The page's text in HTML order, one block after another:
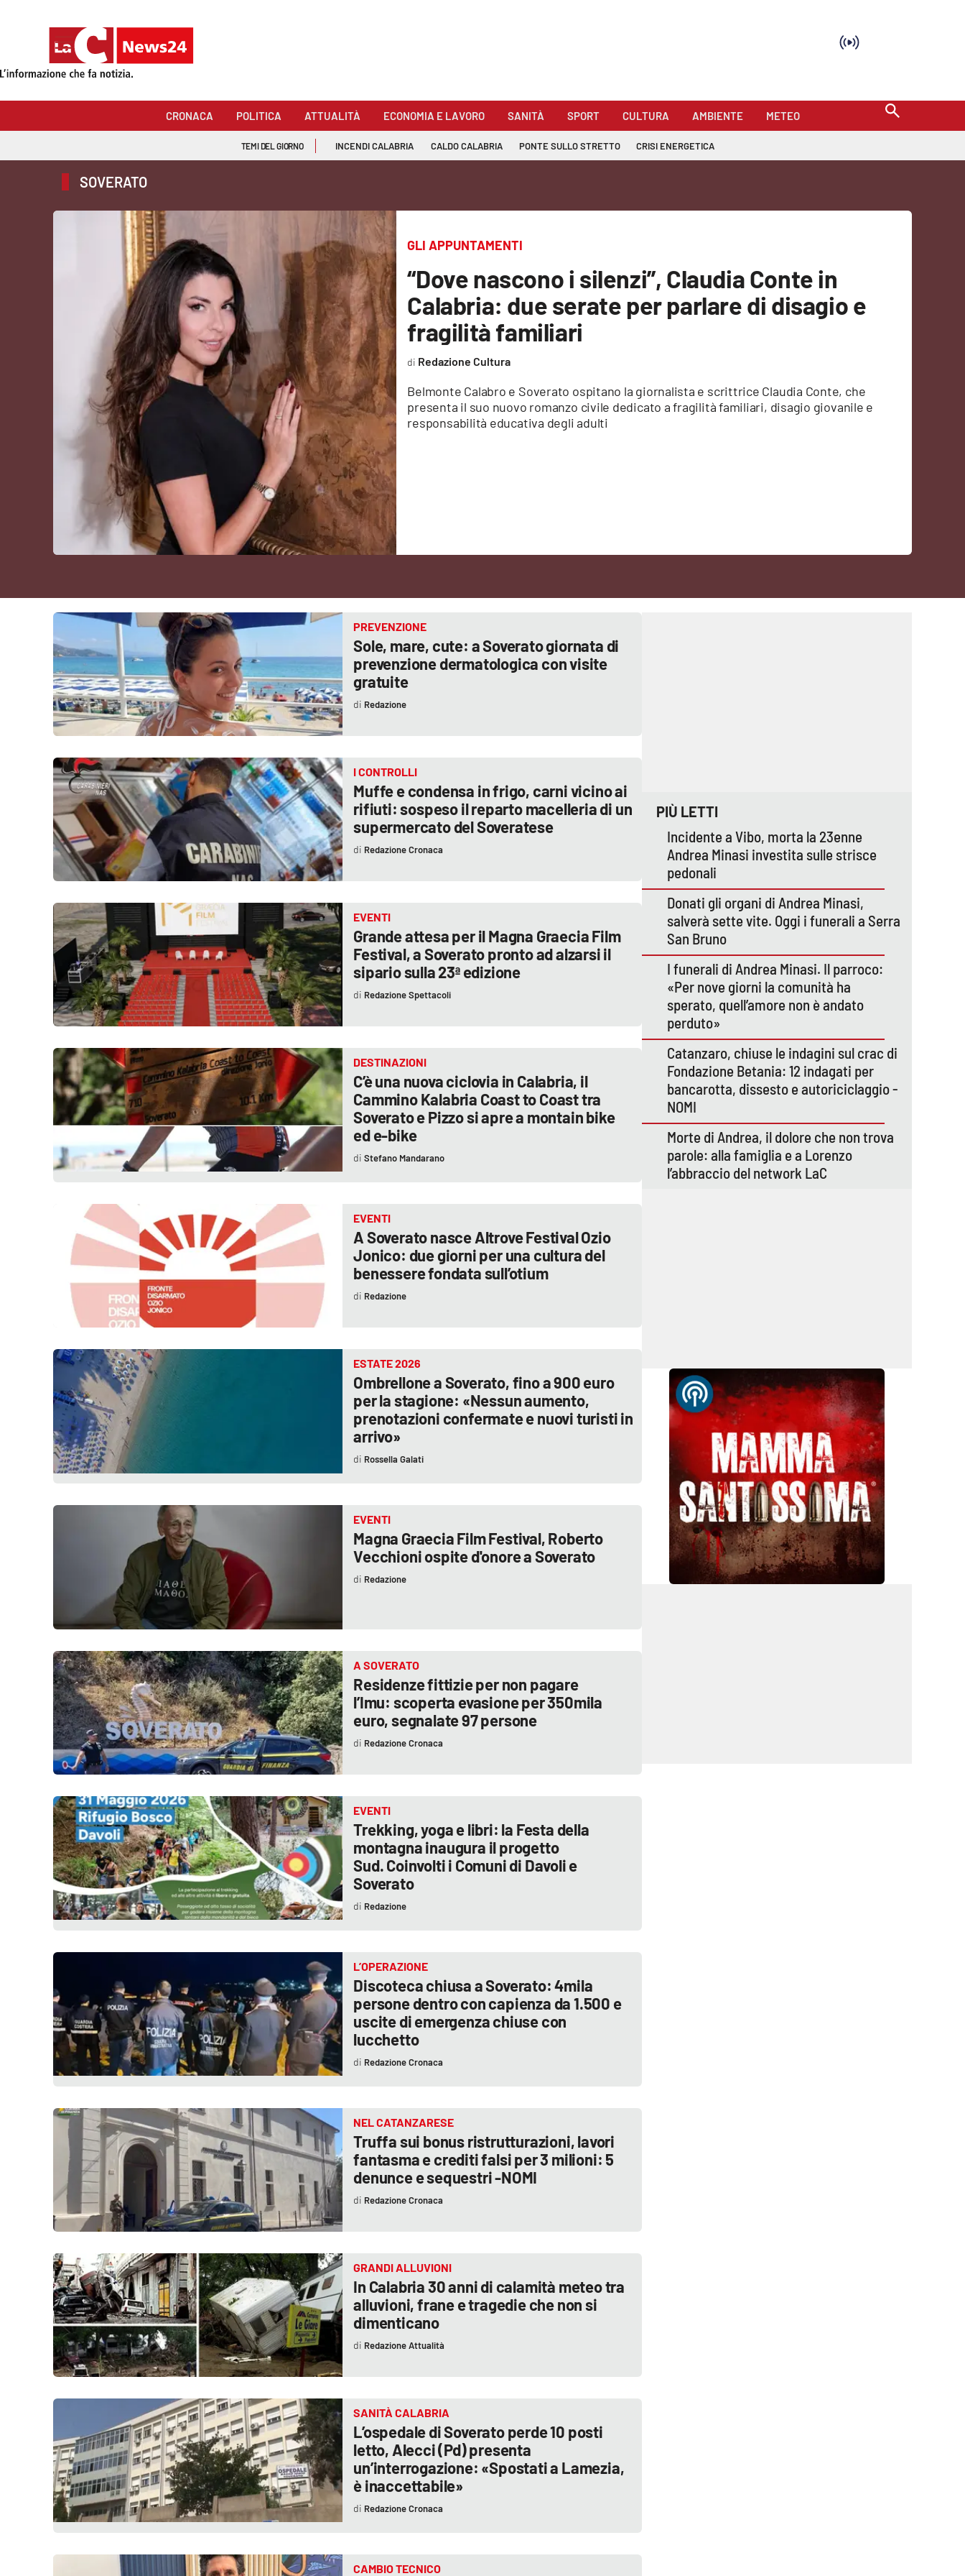
Sezioni
Attualità
Rubriche
Good Morning Vietnam
Parchi Marini Calabria
Imprese Di Calabria
Le perfidie di Antonella Grippo
Venti di comunicazione
LaC Network
Buona Sanità Calabria
Lacitymag.it
Lacapitalenews.it
Catanzarochannel.it
Vai
Cookie policy
Note legali
CRONACA POLITICA ATTUALITÀ ECONOMIA E LAVORO SANITÀ SPORT CULTURA AMBIENTE METEO
TEMI DEL GIORNO INCENDI CALABRIA CALDO CALABRIA PONTE SULLO STRETTO CRISI ENERGETICA
SOVERATO
GLI APPUNTAMENTI
“Dove nascono i silenzi”, Claudia Conte in
Calabria: due serate per parlare di disagio e
fragilità familiari
Belmonte Calabro e Soverato ospitano la giornalista e scrittrice Claudia Conte, che
presenta il suo nuovo romanzo civile dedicato a fragilità familiari, disagio giovanile e
responsabilità educativa degli adulti
Redazione Cultura
PREVENZIONE
Sole, mare, cute: a Soverato giornata di
prevenzione dermatologica con visite
gratuite
Redazione
I CONTROLLI
Muffe e condensa in frigo, carni vicino ai
rifiuti: sospeso il reparto macelleria di un
supermercato del Soveratese
Redazione Cronaca
EVENTI
Grande attesa per il Magna Graecia Film
Festival, a Soverato pronto ad alzarsi il
sipario sulla 23ª edizione
Redazione Spettacoli
DESTINAZIONI
C’è una nuova ciclovia in Calabria, il
Cammino Kalabria Coast to Coast tra
Soverato e Pizzo si apre a montain bike
ed e-bike
Stefano Mandarano
EVENTI
A Soverato nasce Altrove Festival Ozio
Jonico: due giorni per una cultura del
benessere fondata sull’otium
Redazione
ESTATE 2026
Ombrellone a Soverato, fino a 900 euro
per la stagione: «Nessun aumento,
prenotazioni confermate e nuovi turisti in
arrivo»
Rossella Galati
EVENTI
Magna Graecia Film Festival, Roberto
Vecchioni ospite d'onore a Soverato
Redazione
A SOVERATO
Residenze fittizie per non pagare
l’Imu: scoperta evasione per 350mila
euro, segnalate 97 persone
Redazione Cronaca
EVENTI
Trekking, yoga e libri: la Festa della
montagna inaugura il progetto
Sud. Coinvolti i Comuni di Davoli e
Soverato
Redazione
L’OPERAZIONE
Discoteca chiusa a Soverato: 4mila
persone dentro con capienza da 1.500 e
uscite di emergenza chiuse con
lucchetto
Redazione Cronaca
NEL CATANZARESE
Truffa sui bonus ristrutturazioni, lavori
fantasma e crediti falsi per 3 milioni: 5
denunce e sequestri -NOMI
Redazione Cronaca
GRANDI ALLUVIONI
In Calabria 30 anni di calamità meteo tra
alluvioni, frane e tragedie che non si
dimenticano
Redazione Attualità
SANITÀ CALABRIA
L’ospedale di Soverato perde 10 posti
letto, Alecci (Pd) presenta
un’interrogazione: «Spostati a Lamezia,
è inaccettabile»
Redazione Cronaca
CAMBIO TECNICO
PIÙ LETTI
Incidente a Vibo, morta la 23enne
Andrea Minasi investita sulle strisce
pedonali
Donati gli organi di Andrea Minasi,
salverà sette vite. Oggi i funerali a Serra
San Bruno
I funerali di Andrea Minasi. Il parroco:
«Per nove giorni la comunità ha
sperato, quell’amore non è andato
perduto»
Catanzaro, chiuse le indagini sul crac di
Fondazione Betania: 12 indagati per
bancarotta, dissesto e autoriciclaggio -
NOMI
Morte di Andrea, il dolore che non trova
parole: alla famiglia e a Lorenzo
l’abbraccio del network LaC